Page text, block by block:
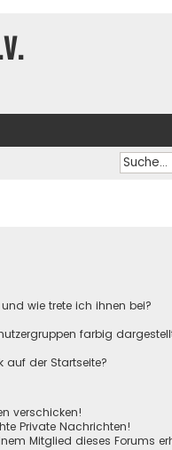
wie trete ich ihnen bei?
farbig
auf der Startseite?
verschicken!
Private Nachrichten!
Mitglied dieses Forums